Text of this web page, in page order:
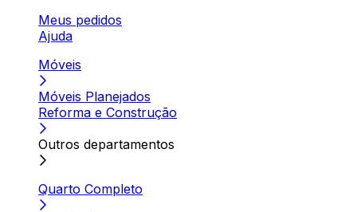
Meus pedidos
Ajuda
Móveis
Móveis Planejados
Reforma e Construção
Outros departamentos
Quarto Completo